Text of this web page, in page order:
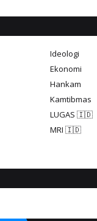
Ideologi
Ekonomi
Hankam
Kamtibmas
LUGAS 🇮🇩
MRI 🇮🇩